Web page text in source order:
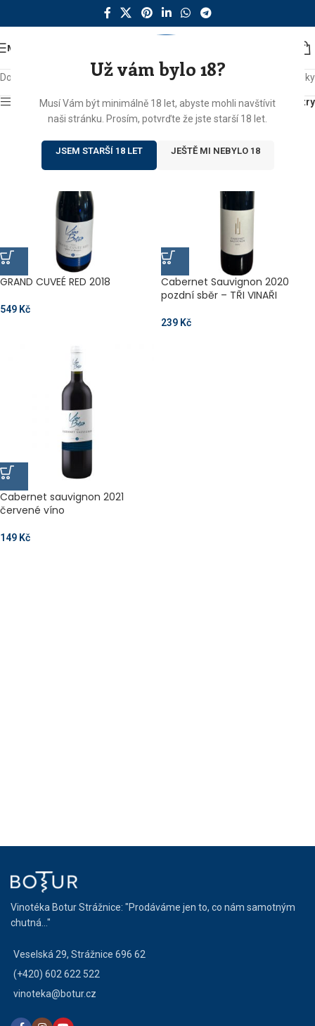
Už vám bylo 18?
Musí Vám být minimálně 18 let, abyste mohli navštívit
naši stránku. Prosím, potvrďte že jste starší 18 let.
JSEM STARŠÍ 18 LET JEŠTĚ MI NEBYLO 18
MENU
Domů Produkty se štítkem „cabernet“ Zobrazeny 3 výsledky
Zobrazit sidebar Filtry
GRAND CUVEÉ RED 2018
549 Kč
Cabernet Sauvignon 2020
pozdní sběr – TŘI VINAŘI
239 Kč
Cabernet sauvignon 2021
červené víno
149 Kč
Vinotéka Botur Strážnice: "Prodáváme jen to, co nám samotným
chutná..."
Veselská 29, Strážnice 696 62
(+420) 602 622 522
vinoteka@botur.cz